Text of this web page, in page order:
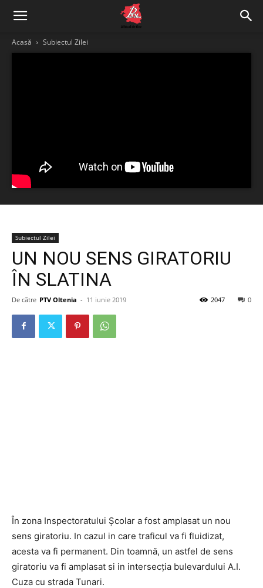
Acasă Subiectul Zilei
Subiectul Zilei
UN NOU SENS GIRATORIU
ÎN SLATINA
De către PTV Oltenia - 11 iunie 2019 0
2047
În zona Inspectoratului Școlar a fost amplasat un nou
sens giratoriu. In cazul in care traficul va fi fluidizat,
acesta va fi permanent. Din toamnă, un astfel de sens
giratoriu va fi amplasat si in intersecția bulevardului A.I.
Cuza cu strada Tunari.